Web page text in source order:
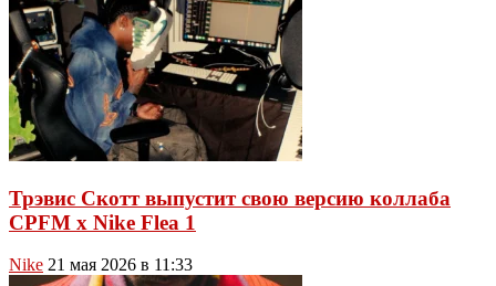
Трэвис Скотт выпустит свою версию коллаба
CPFM x Nike Flea 1
Nike 21 мая 2026 в 11:33